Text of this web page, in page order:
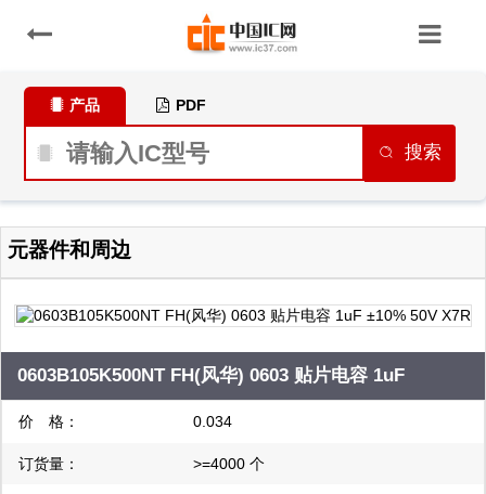
产品 PDF
搜索
元器件和周边
0603B105K500NT FH(风华) 0603 贴片电容 1uF
±10% 50V X7R
价 格： 0.034
订货量： >=4000 个